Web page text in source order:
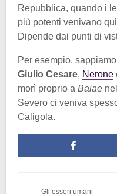
Repubblica, quando i
più potenti venivano
Dipende dai punti di
Per esempio,
Giulio Cesare, Nerone
morì proprio a Baiae
Severo ci veniva
Caligola.
Gli esseri umani